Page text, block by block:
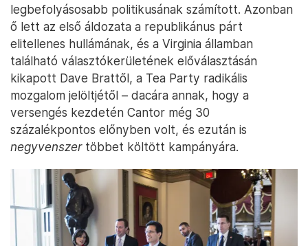
legbefolyásosabb politikusának számított. Azonban
ő lett az első áldozata a republikánus párt
elitellenes hullámának, és a Virginia államban
található választókerületének előválasztásán
kikapott Dave Brattől, a Tea Party radikális
mozgalom jelöltjétől – dacára annak, hogy a
versengés kezdetén Cantor még 30
százalékpontos előnyben volt, és ezután is
negyvenszer többet költött kampányára.